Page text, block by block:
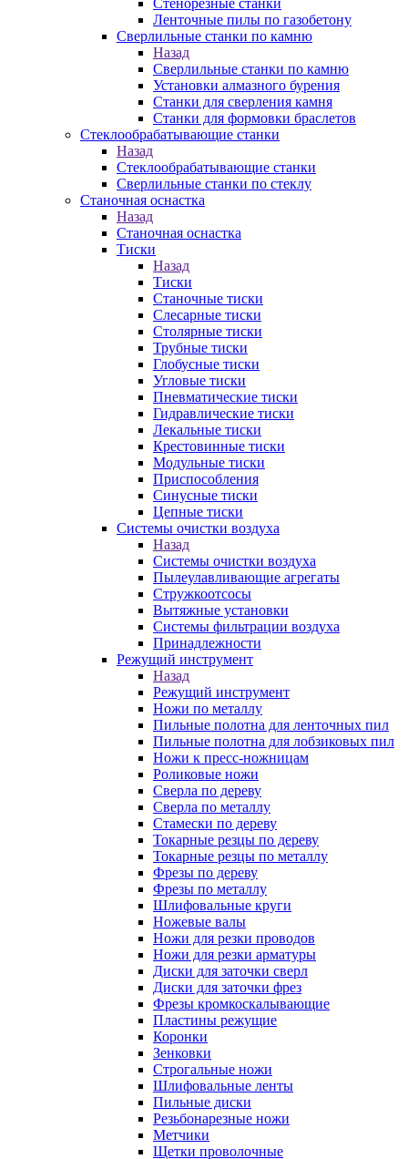
Стенорезные станки
Ленточные пилы по газобетону
Сверлильные станки по камню
Назад
Сверлильные станки по камню
Установки алмазного бурения
Станки для сверления камня
Станки для формовки браслетов
Стеклообрабатывающие станки
Назад
Стеклообрабатывающие станки
Сверлильные станки по стеклу
Станочная оснастка
Назад
Станочная оснастка
Тиски
Назад
Тиски
Станочные тиски
Слесарные тиски
Столярные тиски
Трубные тиски
Глобусные тиски
Угловые тиски
Пневматические тиски
Гидравлические тиски
Лекальные тиски
Крестовинные тиски
Модульные тиски
Приспособления
Синусные тиски
Цепные тиски
Системы очистки воздуха
Назад
Системы очистки воздуха
Пылеулавливающие агрегаты
Стружкоотсосы
Вытяжные установки
Системы фильтрации воздуха
Принадлежности
Режущий инструмент
Назад
Режущий инструмент
Ножи по металлу
Пильные полотна для ленточных пил
Пильные полотна для лобзиковых пил
Ножи к пресс-ножницам
Роликовые ножи
Сверла по дереву
Сверла по металлу
Стамески по дереву
Токарные резцы по дереву
Токарные резцы по металлу
Фрезы по дереву
Фрезы по металлу
Шлифовальные круги
Ножевые валы
Ножи для резки проводов
Ножи для резки арматуры
Диски для заточки сверл
Диски для заточки фрез
Фрезы кромкоскалывающие
Пластины режущие
Коронки
Зенковки
Строгальные ножи
Шлифовальные ленты
Пильные диски
Резьбонарезные ножи
Метчики
Щетки проволочные